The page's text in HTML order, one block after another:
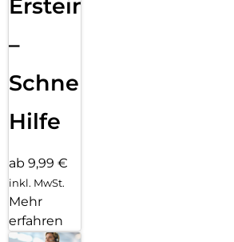
Ersteinrichtung
–
Schnelle
Hilfe
ab 9,99 €
inkl. MwSt.
Mehr
erfahren